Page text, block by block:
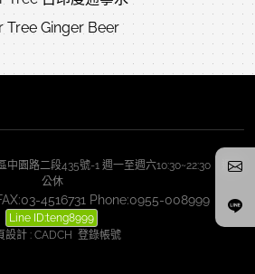
Tree Ginger Beer
園路二段435號-1 週一至週六10:30~22:30 週日
公休
4516731 Phone:0955-008999
Line ID:teng8999
設計 : CADCH 登錄帳號